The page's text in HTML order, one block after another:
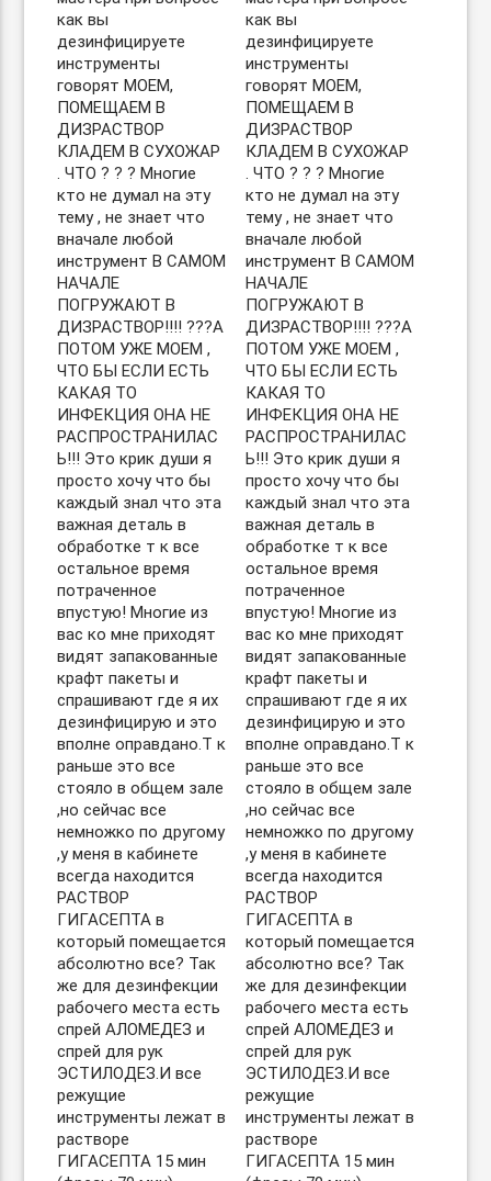
как вы
дезинфицируете
инструменты
говорят МОЕМ,
ПОМЕЩАЕМ В
ДИЗРАСТВОР
КЛАДЕМ В СУХОЖАР
. ЧТО ? ? ? Многие
кто не думал на эту
тему , не знает что
вначале любой
инструмент В САМОМ
НАЧАЛЕ
ПОГРУЖАЮТ В
ДИЗРАСТВОР!!!! ???А
ПОТОМ УЖЕ МОЕМ ,
ЧТО БЫ ЕСЛИ ЕСТЬ
КАКАЯ ТО
ИНФЕКЦИЯ ОНА НЕ
РАСПРОСТРАНИЛАС
Ь!!! Это крик души я
просто хочу что бы
каждый знал что эта
важная деталь в
обработке т к все
остальное время
потраченное
впустую! Многие из
вас ко мне приходят
видят запакованные
крафт пакеты и
спрашивают где я их
дезинфицирую и это
вполне оправдано.Т к
раньше это все
стояло в общем зале
,но сейчас все
немножко по другому
,у меня в кабинете
всегда находится
РАСТВОР
ГИГАСЕПТА в
который помещается
абсолютно все? Так
же для дезинфекции
рабочего места есть
спрей АЛОМЕДЕЗ и
спрей для рук
ЭСТИЛОДЕЗ.И все
режущие
инструменты лежат в
растворе
ГИГАСЕПТА 15 мин
как вы
дезинфицируете
инструменты
говорят МОЕМ,
ПОМЕЩАЕМ В
ДИЗРАСТВОР
КЛАДЕМ В СУХОЖАР
. ЧТО ? ? ? Многие
кто не думал на эту
тему , не знает что
вначале любой
инструмент В САМОМ
НАЧАЛЕ
ПОГРУЖАЮТ В
ДИЗРАСТВОР!!!! ???А
ПОТОМ УЖЕ МОЕМ ,
ЧТО БЫ ЕСЛИ ЕСТЬ
КАКАЯ ТО
ИНФЕКЦИЯ ОНА НЕ
РАСПРОСТРАНИЛАС
Ь!!! Это крик души я
просто хочу что бы
каждый знал что эта
важная деталь в
обработке т к все
остальное время
потраченное
впустую! Многие из
вас ко мне приходят
видят запакованные
крафт пакеты и
спрашивают где я их
дезинфицирую и это
вполне оправдано.Т к
раньше это все
стояло в общем зале
,но сейчас все
немножко по другому
,у меня в кабинете
всегда находится
РАСТВОР
ГИГАСЕПТА в
который помещается
абсолютно все? Так
же для дезинфекции
рабочего места есть
спрей АЛОМЕДЕЗ и
спрей для рук
ЭСТИЛОДЕЗ.И все
режущие
инструменты лежат в
растворе
ГИГАСЕПТА 15 мин